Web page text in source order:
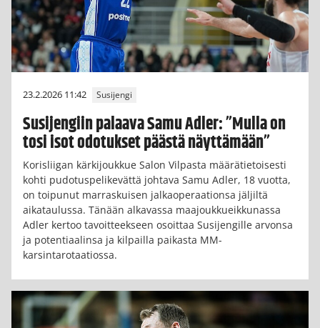
23.2.2026 11:42 Susijengi
Susijengiin palaava Samu Adler: ”Mulla on
tosi isot odotukset päästä näyttämään”
Korisliigan kärkijoukkue Salon Vilpasta määrätietoisesti
kohti pudotuspelikevättä johtava Samu Adler, 18 vuotta,
on toipunut marraskuisen jalkaoperaationsa jäljiltä
aikataulussa. Tänään alkavassa maajoukkueikkunassa
Adler kertoo tavoitteekseen osoittaa Susijengille arvonsa
ja potentiaalinsa ja kilpailla paikasta MM-
karsintarotaatiossa.